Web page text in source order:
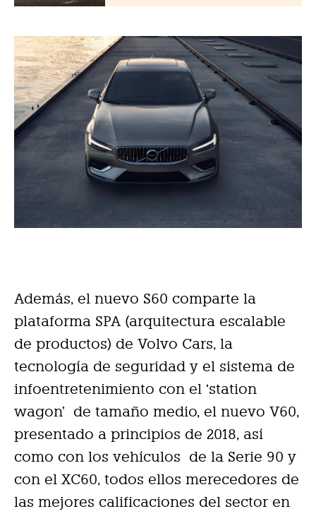
Además, el nuevo S60 comparte la
plataforma SPA (arquitectura escalable
de productos) de Volvo Cars, la
tecnología de seguridad y el sistema de
infoentretenimiento con el ‘station
wagon’ de tamaño medio, el nuevo V60,
presentado a principios de 2018, así
como con los vehículos de la Serie 90 y
con el XC60, todos ellos merecedores de
las mejores calificaciones del sector en